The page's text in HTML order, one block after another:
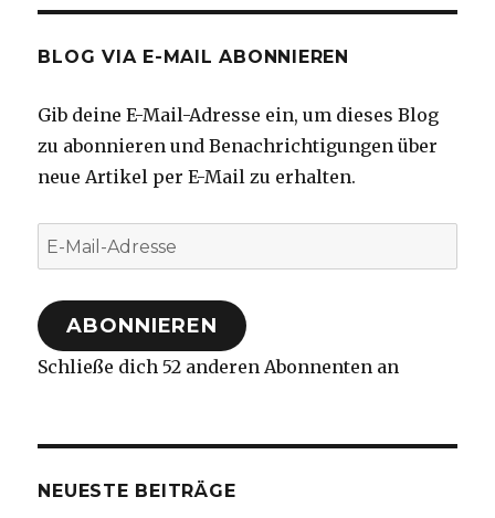
BLOG VIA E-MAIL ABONNIEREN
Gib deine E-Mail-Adresse ein, um dieses Blog
zu abonnieren und Benachrichtigungen über
neue Artikel per E-Mail zu erhalten.
E-
Mail-
Adresse
ABONNIEREN
Schließe dich 52 anderen Abonnenten an
NEUESTE BEITRÄGE